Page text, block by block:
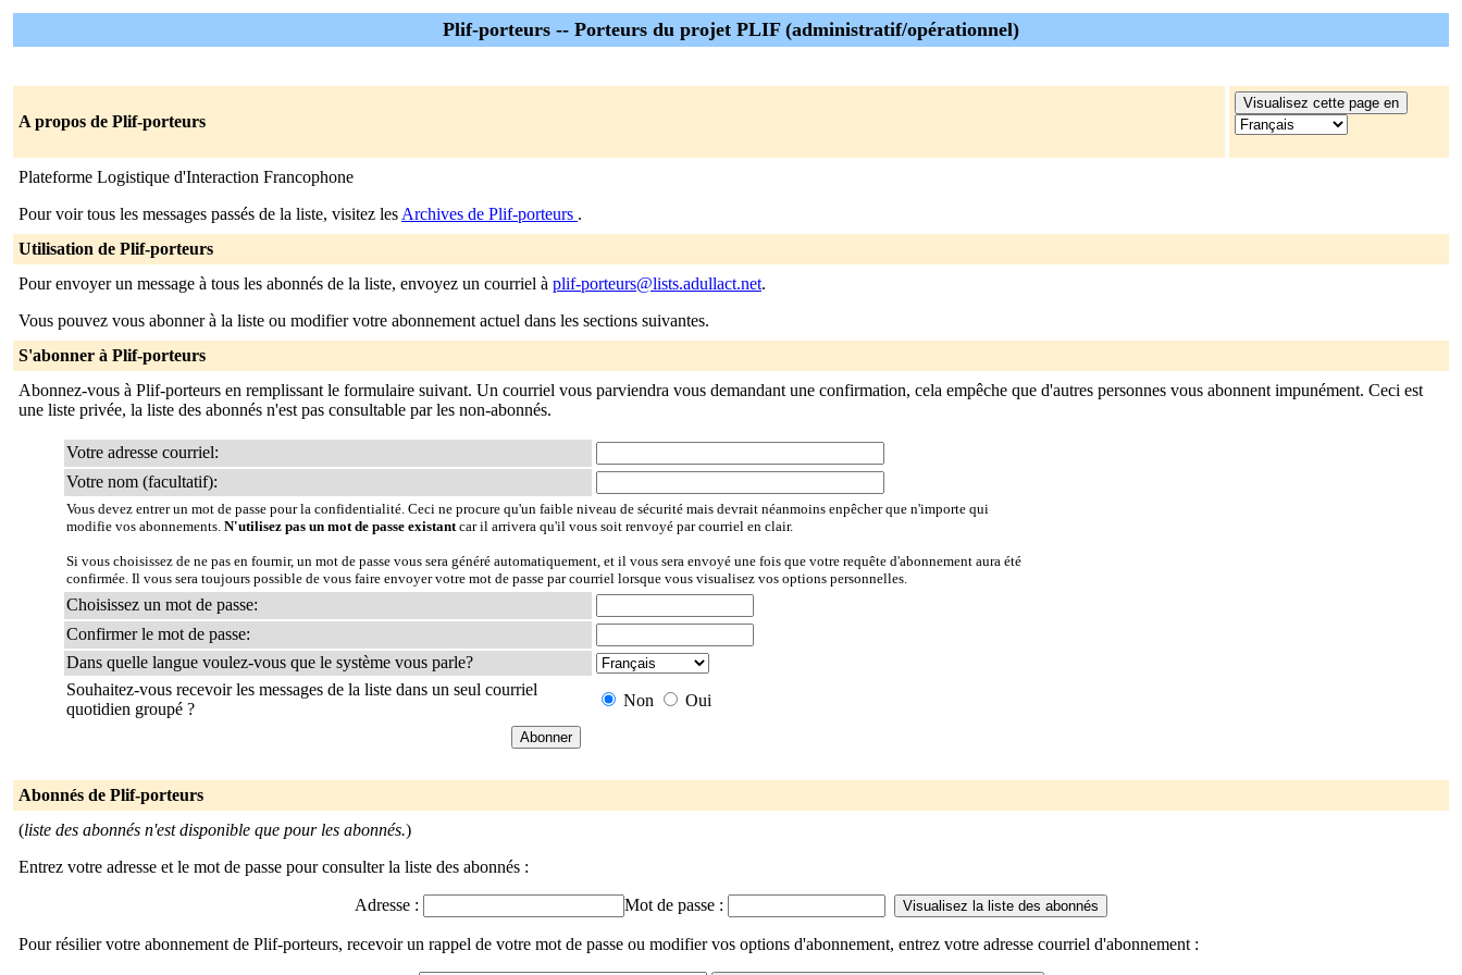
Plif-porteurs -- Porteurs du projet PLIF (administratif/opérationnel)
A propos de Plif-porteurs
Plateforme Logistique d'Interaction Francophone
Pour voir tous les messages passés de la liste, visitez les Archives de Plif-porteurs .
Utilisation de Plif-porteurs
Pour envoyer un message à tous les abonnés de la liste, envoyez un courriel à plif-porteurs@lists.adullact.net.
Vous pouvez vous abonner à la liste ou modifier votre abonnement actuel dans les sections suivantes.
S'abonner à Plif-porteurs
Abonnez-vous à Plif-porteurs en remplissant le formulaire suivant. Un courriel vous parviendra vous demandant une confirmation, cela empêche que d'autres personnes vous abonnent impunément. Ceci est
une liste privée, la liste des abonnés n'est pas consultable par les non-abonnés.
Votre adresse courriel:
Votre nom (facultatif):
Vous devez entrer un mot de passe pour la confidentialité. Ceci ne procure qu'un faible niveau de sécurité mais devrait néanmoins enpêcher que n'importe qui
modifie vos abonnements. N'utilisez pas un mot de passe existantcar il arrivera qu'il vous soit renvoyé par courriel en clair.
Si vous choisissez de ne pas en fournir, un mot de passe vous sera généré automatiquement, et il vous sera envoyé une fois que votre requête d'abonnement aura été
confirmée. Il vous sera toujours possible de vous faire envoyer votre mot de passe par courriel lorsque vous visualisez vos options personnelles.
Choisissez un mot de passe:
Confirmer le mot de passe:
Dans quelle langue voulez-vous que le système vous parle?
Souhaitez-vous recevoir les messages de la liste dans un seul courriel
quotidien groupé ?
Non Oui
Abonnés de Plif-porteurs
(liste des abonnés n'est disponible que pour les abonnés.)
Entrez votre adresse et le mot de passe pour consulter la liste des abonnés :
Adresse : Mot de passe :
Pour résilier votre abonnement de Plif-porteurs, recevoir un rappel de votre mot de passe ou modifier vos options d'abonnement, entrez votre adresse courriel d'abonnement :